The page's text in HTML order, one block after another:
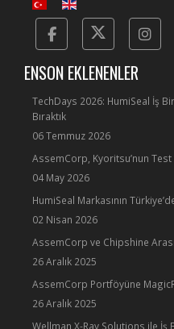
FacebookTwitter
ENSON EKLENENLER
TechDays 2026: HumiSeal İş
Bıraktık
06 Temmuz 2026
AssemCorp, Kyoritsu’nun Test
04 May 2026
HumiSeal Markasının
02 Nisan 2026
AssemCorp ve Chipshine
26 Aralık 2025
AssemCorp Portföyüne
26 Aralık 2025
Wellman X-Ray Solutions ile İş